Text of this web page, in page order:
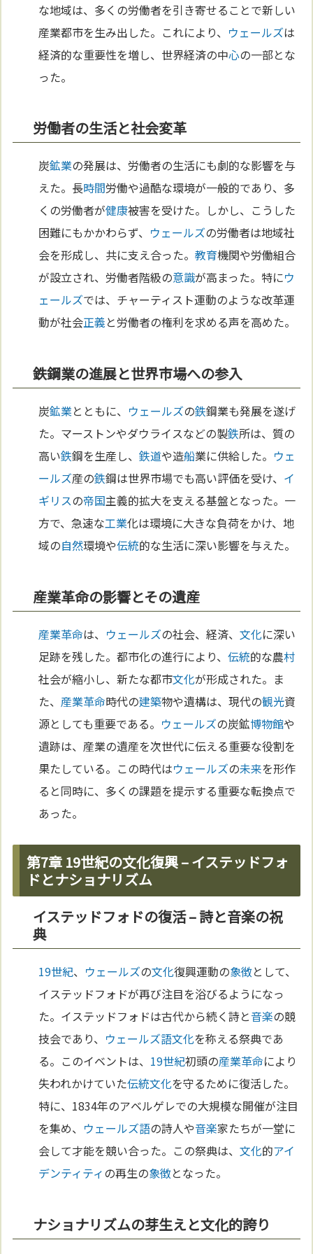
な地域は、多くの労働者を引き寄せることで新しい
産業都市を生み出した。これにより、 ウェールズは
経済的な重要性を増し、世界経済の中心の一部とな
った。
労働者の生活と社会変革
炭鉱業の発展は、労働者の生活にも劇的な影響を与
えた。長時間労働や過酷な環境が一般的であり、多
くの労働者が健康被害を受けた。しかし、こうした
困難にもかかわらず、 ウェールズの労働者は地域社
会を形成し、共に支え合った。教育機関や労働組合
が設立され、労働者階級の意識が高まった。特にウ
ェールズでは、チャーティスト運動のような改革運
動が社会正義と労働者の権利を求める声を高めた。
鉄鋼業の進展と世界市場への参入
炭鉱業とともに、 ウェールズの鉄鋼業も発展を遂げ
た。マーストンやダウライスなどの製鉄所は、質の
高い鉄鋼を生産し、鉄道や造船業に供給した。 ウェ
ールズ産の鉄鋼は世界市場でも高い評価を受け、 イ
ギリスの帝国主義的拡大を支える基盤となった。一
方で、急速な工業化は環境に大きな負荷をかけ、地
域の自然環境や伝統的な生活に深い影響を与えた。
産業革命の影響とその遺産
産業革命は、 ウェールズの社会、経済、文化に深い
足跡を残した。都市化の進行により、伝統的な農村
社会が縮小し、新たな都市文化が形成された。ま
た、産業革命時代の建築物や遺構は、現代の観光資
源としても重要である。 ウェールズの炭鉱博物館や
遺跡は、産業の遺産を次世代に伝える重要な役割を
果たしている。この時代はウェールズの未来を形作
ると同時に、多くの課題を提示する重要な転換点で
あった。
第7章 19世紀の文化復興 – イステッドフォ
ドとナショナリズム
イステッドフォドの復活 – 詩と音楽の祝
典
19世紀、 ウェールズの文化復興運動の象徴として、
イステッドフォドが再び注目を浴びるようになっ
た。イステッドフォドは古代から続く詩と音楽の競
技会であり、 ウェールズ語文化を称える祭典であ
る。このイベントは、 19世紀初頭の産業革命により
失われかけていた伝統文化を守るために復活した。
特に、1834年のアベルゲレでの大規模な開催が注目
を集め、 ウェールズ語の詩人や音楽家たちが一堂に
会して才能を競い合った。この祭典は、文化的アイ
デンティティの再生の象徴となった。
ナショナリズムの芽生えと文化的誇り